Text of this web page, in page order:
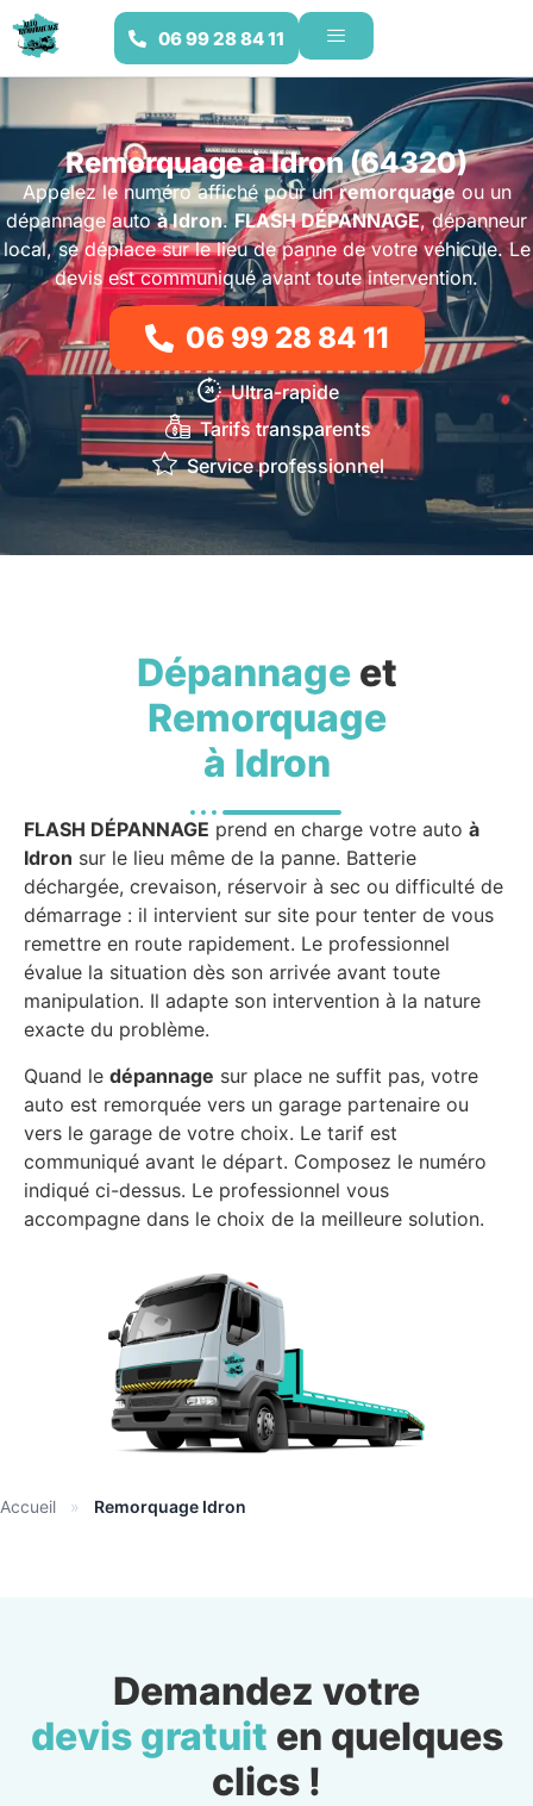
06 99 28 84 11
Remorquage à Idron (64320)
Appelez le numéro affiché pour unremorquageou un
dépannage autoà Idron. FLASH DÉPANNAGE, dépanneur
local, se déplace sur le lieu de panne de votre véhicule. Le
devis est communiqué avant toute intervention.
06 99 28 84 11
Ultra-rapide
Tarifs transparents
Service professionnel
Dépannageet
Remorquage
à Idron
FLASH DÉPANNAGE prend en charge votre auto à
Idron sur le lieu même de la panne. Batterie
déchargée, crevaison, réservoir à sec ou difficulté de
démarrage : il intervient sur site pour tenter de vous
remettre en route rapidement. Le professionnel
évalue la situation dès son arrivée avant toute
manipulation. Il adapte son intervention à la nature
exacte du problème.
Quand le dépannage sur place ne suffit pas, votre
auto est remorquée vers un garage partenaire ou
vers le garage de votre choix. Le tarif est
communiqué avant le départ. Composez le numéro
indiqué ci-dessus. Le professionnel vous
accompagne dans le choix de la meilleure solution.
Accueil » Remorquage Idron
Demandez votre
devis gratuit en quelques
clics !